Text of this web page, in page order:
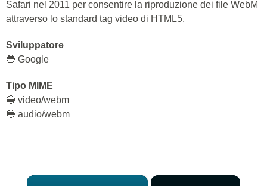
Safari nel 2011 per consentire la riproduzione dei file WebM
attraverso lo standard tag video di HTML5.
Sviluppatore
🔵 Google
Tipo MIME
🔵 video/webm
🔵 audio/webm
×